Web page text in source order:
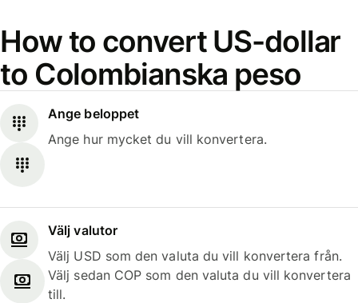
How to convert US-dollar
to Colombianska peso
Ange beloppet
Ange hur mycket du vill konvertera.
Välj valutor
Välj USD som den valuta du vill konvertera från.
Välj sedan COP som den valuta du vill konvertera
till.